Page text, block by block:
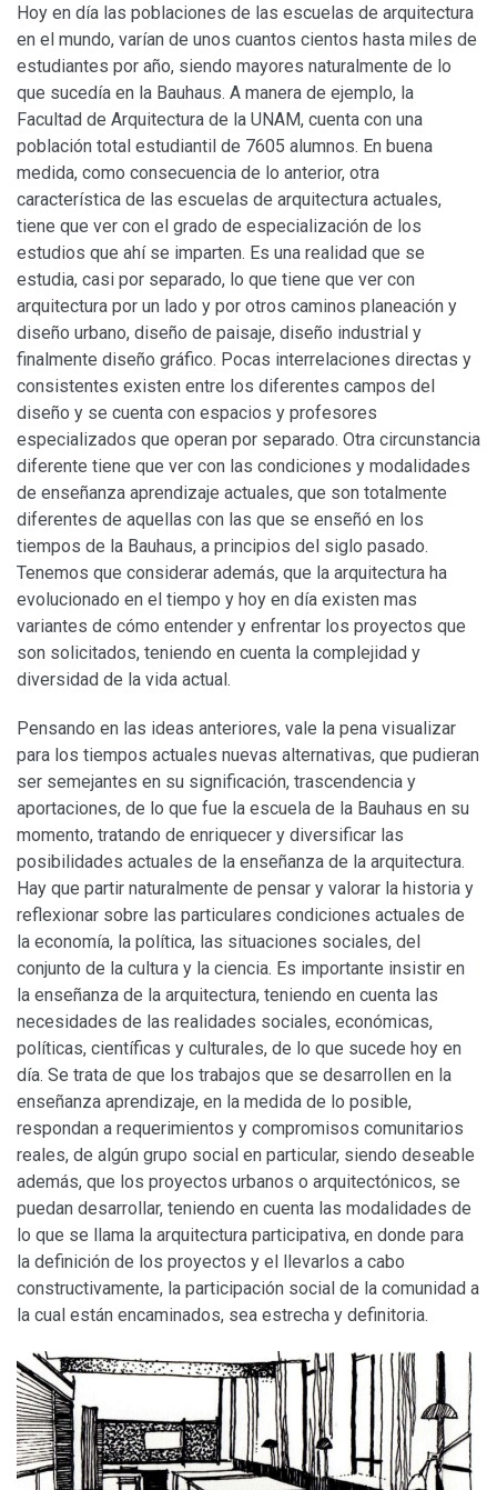
Hoy en día las poblaciones de las escuelas de arquitectura
en el mundo, varían de unos cuantos cientos hasta miles de
estudiantes por año, siendo mayores naturalmente de lo
que sucedía en la Bauhaus. A manera de ejemplo, la
Facultad de Arquitectura de la UNAM, cuenta con una
población total estudiantil de 7605 alumnos. En buena
medida, como consecuencia de lo anterior, otra
característica de las escuelas de arquitectura actuales,
tiene que ver con el grado de especialización de los
estudios que ahí se imparten. Es una realidad que se
estudia, casi por separado, lo que tiene que ver con
arquitectura por un lado y por otros caminos planeación y
diseño urbano, diseño de paisaje, diseño industrial y
finalmente diseño gráfico. Pocas interrelaciones directas y
consistentes existen entre los diferentes campos del
diseño y se cuenta con espacios y profesores
especializados que operan por separado. Otra circunstancia
diferente tiene que ver con las condiciones y modalidades
de enseñanza aprendizaje actuales, que son totalmente
diferentes de aquellas con las que se enseñó en los
tiempos de la Bauhaus, a principios del siglo pasado.
Tenemos que considerar además, que la arquitectura ha
evolucionado en el tiempo y hoy en día existen mas
variantes de cómo entender y enfrentar los proyectos que
son solicitados, teniendo en cuenta la complejidad y
diversidad de la vida actual.
Pensando en las ideas anteriores, vale la pena visualizar
para los tiempos actuales nuevas alternativas, que pudieran
ser semejantes en su significación, trascendencia y
aportaciones, de lo que fue la escuela de la Bauhaus en su
momento, tratando de enriquecer y diversificar las
posibilidades actuales de la enseñanza de la arquitectura.
Hay que partir naturalmente de pensar y valorar la historia y
reflexionar sobre las particulares condiciones actuales de
la economía, la política, las situaciones sociales, del
conjunto de la cultura y la ciencia. Es importante insistir en
la enseñanza de la arquitectura, teniendo en cuenta las
necesidades de las realidades sociales, económicas,
políticas, científicas y culturales, de lo que sucede hoy en
día. Se trata de que los trabajos que se desarrollen en la
enseñanza aprendizaje, en la medida de lo posible,
respondan a requerimientos y compromisos comunitarios
reales, de algún grupo social en particular, siendo deseable
además, que los proyectos urbanos o arquitectónicos, se
puedan desarrollar, teniendo en cuenta las modalidades de
lo que se llama la arquitectura participativa, en donde para
la definición de los proyectos y el llevarlos a cabo
constructivamente, la participación social de la comunidad a
la cual están encaminados, sea estrecha y definitoria.